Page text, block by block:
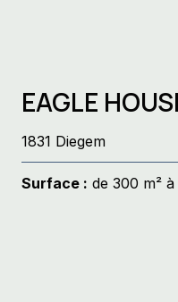
EAGLE
1831 Diegem
Surface : de 300 m² à